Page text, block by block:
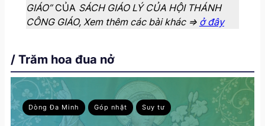
GIÁO”CỦA SÁCH GIÁO LÝ CỦA HỘI THÁNH
CÔNG GIÁO, Xem thêm các bài khác => ở đây
/ Trăm hoa đua nở
Dòng Đa Minh Góp nhặt Suy tư